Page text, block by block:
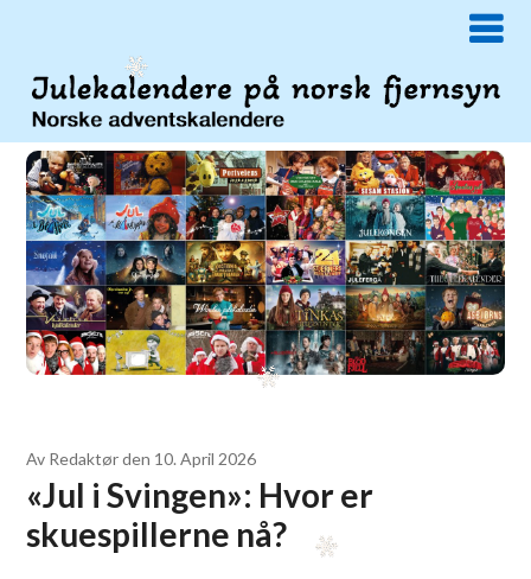
Av Redaktørden 10. April 2026
«Jul i Svingen»: Hvor er
skuespillerne nå?